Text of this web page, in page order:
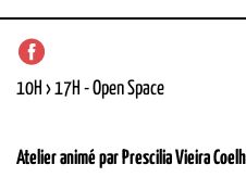
10H › 17H -Open Space
Atelier animé par Prescilia Vieira